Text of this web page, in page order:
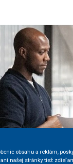
obsahu a reklám,
našej stránky tiež